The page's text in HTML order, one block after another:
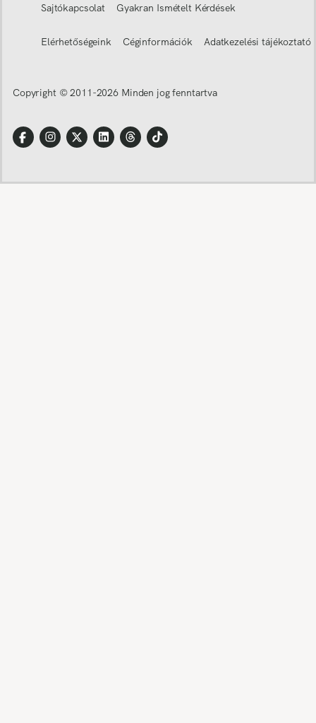
Sajtókapcsolat Gyakran Ismételt Kérdések
Elérhetőségeink Céginformációk Adatkezelési tájékoztató
Copyright © 2011-2026 Minden jog fenntartva